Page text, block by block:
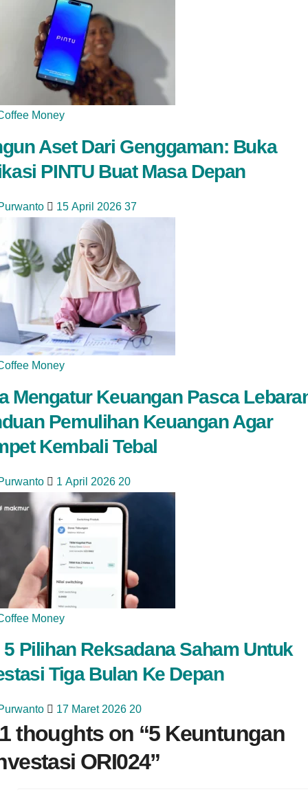
Money
Aset Dari Genggaman: Buka
PINTU Buat Masa Depan
15 April 2026 37
Money
Mengatur Keuangan Pasca
Pemulihan Keuangan Agar
Kembali Tebal
1 April 2026 20
Money
5 Pilihan Reksadana Saham Untuk
Tiga Bulan Ke Depan
17 Maret 2026 20
thoughts on “5 Keuntungan
ORI024”